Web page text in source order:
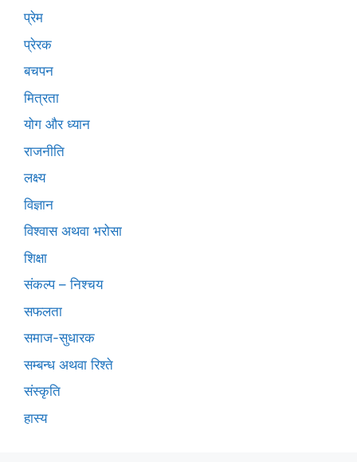
प्रेम
प्रेरक
बचपन
मित्रता
योग और ध्यान
राजनीति
लक्ष्य
विज्ञान
विश्वास अथवा भरोसा
शिक्षा
संकल्प – निश्चय
सफलता
समाज-सुधारक
सम्बन्ध अथवा रिश्ते
संस्कृति
हास्य